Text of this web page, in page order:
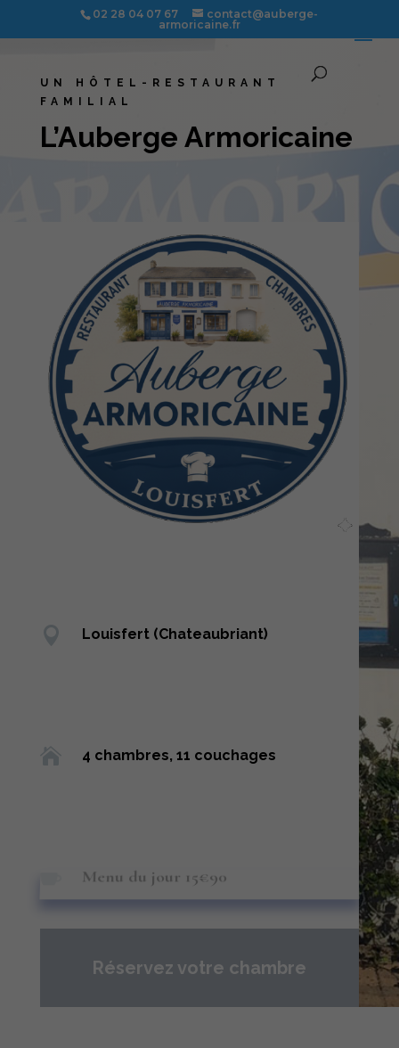
02 28 04 07 67
contact@auberge-
armoricaine.fr
UN HÔTEL-RESTAURANT
FAMILIAL
L’Auberge Armoricaine
 Louisfert (Chateaubriant)
 4 chambres, 11 couchages
Menu du jour 15€90
Réservez votre chambre